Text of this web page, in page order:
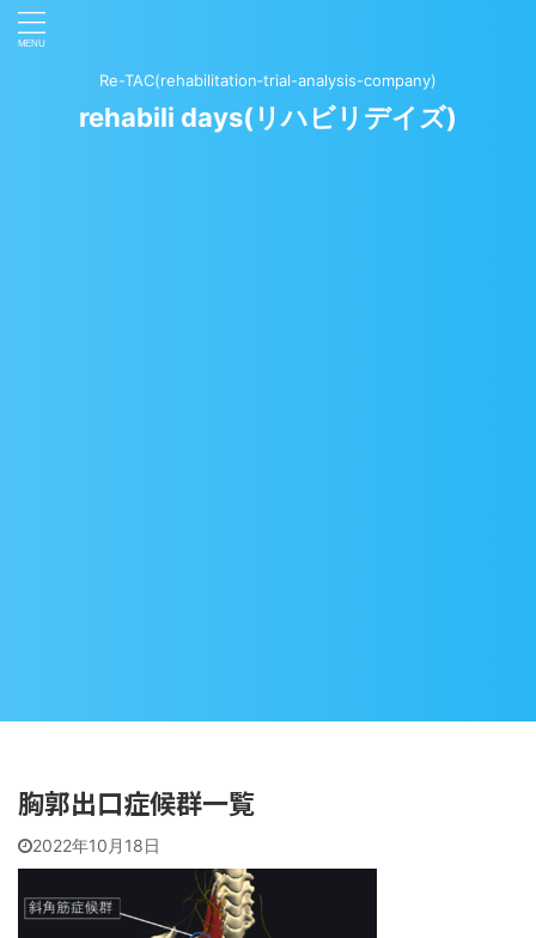
Re-TAC(rehabilitation‐trial-analysis-company)
rehabili days(リハビリデイズ)
胸郭出口症候群一覧
2022年10月18日